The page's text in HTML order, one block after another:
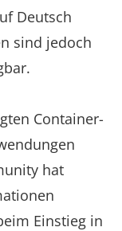
Deutsch
sind jedoch
Container-
hat
Einstieg in